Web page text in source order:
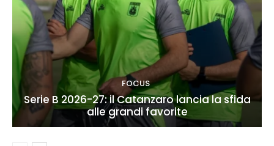
FOCUS
Serie B 2026-27: il Catanzaro lancia la sfida
alle grandi favorite